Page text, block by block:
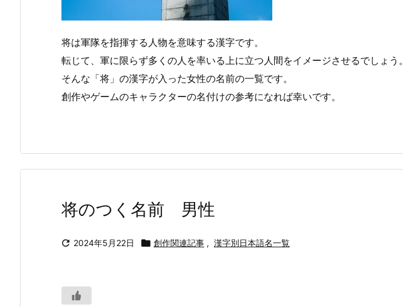
将は軍隊を指揮する人物を意味する漢字です。
転じて、軍に限らず多くの人を率いる上に立つ人間をイメージさせるでしょう。
そんな「将」の漢字が入った女性の名前の一覧です。
創作やゲームのキャラクターの名付けの参考になれば幸いです。
将のつく名前 男性
 2024年5月22日  創作関連記事 , 漢字別日本語名一覧